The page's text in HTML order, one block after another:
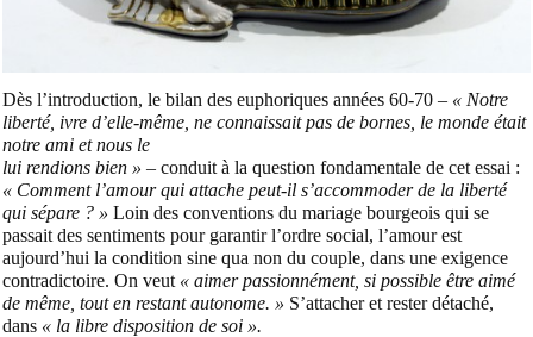
Dès l’introduction, le bilan des euphoriques années 60-70 – « Notre
liberté, ivre d’elle-même, ne connaissait pas de bornes, le monde était
notre ami et nous le
lui rendions bien » – conduit à la question fondamentale de cet essai :
« Comment l’amour qui attache peut-il s’accommoder de la liberté
qui sépare ? » Loin des conventions du mariage bourgeois qui se
passait des sentiments pour garantir l’ordre social, l’amour est
aujourd’hui la condition sine qua non du couple, dans une exigence
contradictoire. On veut « aimer passionnément, si possible être aimé
de même, tout en restant autonome. » S’attacher et rester détaché,
dans « la libre disposition de soi ».